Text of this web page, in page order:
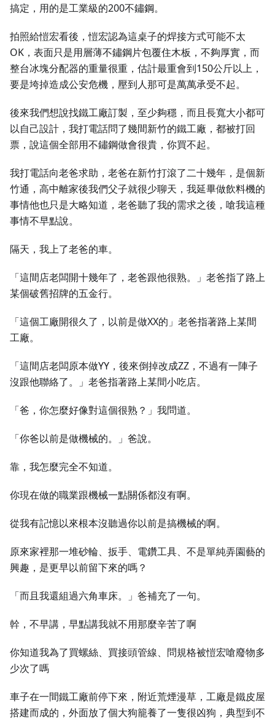
搞定，用的是工業級的200不鏽鋼。
拍照給愷宏看後，愷宏認為這桌子的焊接方式可能不太
OK，表面只是用層薄不鏽鋼片包覆住木板，不夠厚實，而
整台冰塊分配器的重量很重，估計最重會到150公斤以上，
要是垮掉造成公安危機，壓到人那可是萬萬承受不起。
後來我們想說找鐵工廠訂製，至少夠穩，而且長寬大小都可
以自己設計，我打電話問了幾間新竹的鐵工廠，都被打回
票，說這個全部用不鏽鋼做會很貴，你買不起。
我打電話向老爸求助，老爸在新竹打滾了二十幾年，是個新
竹通，高中離家後我們父子就很少聊天，我延畢做飲料機的
事情他也只是大略知道，老爸聽了我的需求之後，嗆我這種
事情不早點說。
隔天，我上了老爸的車。
「這間店老闆開十幾年了，老爸跟他很熟。」老爸指了路上
某個破舊招牌的五金行。
「這個工廠開很久了，以前是做XX的」老爸指著路上某間
工廠。
「這間店老闆原本做YY，後來倒掉改成ZZ，不過有一陣子
沒跟他聯絡了。」老爸指著路上某間小吃店。
「爸，你怎麼好像對這個很熟？」我問道。
「你爸以前是做機械的。」爸說。
靠，我怎麼完全不知道。
你現在做的職業跟機械一點關係都沒有啊。
從我有記憶以來根本沒聽過你以前是搞機械的啊。
原來家裡那一堆砂輪、扳手、電鑽工具、不是單純弄園藝的
興趣，是更早以前留下來的嗎？
「而且我還組過六角車床。」爸補充了一句。
幹，不早講，早點講我就不用那麼辛苦了啊
你知道我為了買螺絲、買接頭管線、問規格被愷宏嗆廢物多
少次了嗎
車子在一間鐵工廠前停下來，附近荒煙漫草，工廠是鐵皮屋
搭建而成的，外面放了個大狗籠養了一隻很凶狗，典型到不